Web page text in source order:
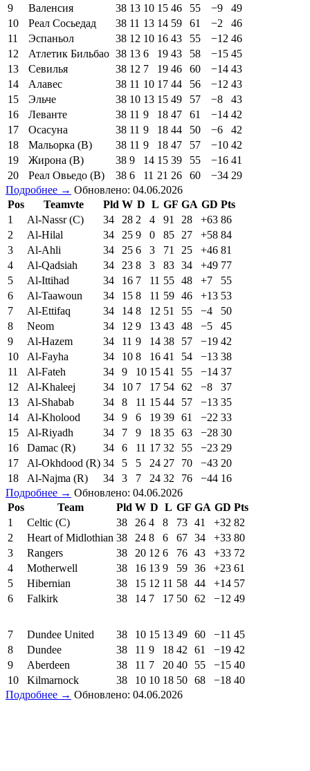
9
Валенсия 38 13 10 15 46 55 −9
49
10
Реал Сосьедад 38 11 13 14 59 61 −2
46
11
Эспаньол 38 12 10 16 43 55 −12 46
12
Атлетик Бильбао 38 13 6 19 43 58 −15 45
13
Севилья 38 12 7 19 46 60 −14 43
14
Алавес 38 11 10 17 44 56 −12 43
15
Эльче 38 10 13 15 49 57 −8
43
16
Леванте 38 11 9 18 47 61 −14 42
17
Осасуна 38 11 9 18 44 50 −6
42
18
Мальорка (В) 38 11 9 18 47 57 −10 42
19
Жирона (В) 38 9 14 15 39 55 −16 41
20
Реал Овьедо (В) 38 6 11 21 26 60 −34 29
Подробнее → Обновлено: 04.06.2026
Pos
Teamvte Pld W D L GF GA GD Pts
1
Al-Nassr (C) 34 28 2 4 91 28 +63 86
2
Al-Hilal 34 25 9 0 85 27 +58 84
3
Al-Ahli 34 25 6 3 71 25 +46 81
4
Al-Qadsiah 34 23 8 3 83 34 +49 77
5
Al-Ittihad 34 16 7 11 55 48 +7
55
6
Al-Taawoun 34 15 8 11 59 46 +13 53
7
Al-Ettifaq 34 14 8 12 51 55 −4
50
8
Neom 34 12 9 13 43 48 −5
45
9
Al-Hazem 34 11 9 14 38 57 −19 42
10
Al-Fayha 34 10 8 16 41 54 −13 38
11
Al-Fateh 34 9 10 15 41 55 −14 37
12
Al-Khaleej 34 10 7 17 54 62 −8
37
13
Al-Shabab 34 8 11 15 44 57 −13 35
14
Al-Kholood 34 9 6 19 39 61 −22 33
15
Al-Riyadh 34 7 9 18 35 63 −28 30
16
Damac (R) 34 6 11 17 32 55 −23 29
17
Al-Okhdood (R) 34 5 5 24 27 70 −43 20
18
Al-Najma (R) 34 3 7 24 32 76 −44 16
Подробнее → Обновлено: 04.06.2026
Pos
Team Pld W D L GF GA GD Pts
1
Celtic (C) 38 26 4 8 73 41 +32 82
2
Heart of Midlothian 38 24 8 6 67 34 +33 80
3
Rangers 38 20 12 6 76 43 +33 72
4
Motherwell 38 16 13 9 59 36 +23 61
5
Hibernian 38 15 12 11 58 44 +14 57
6
Falkirk 38 14 7 17 50 62 −12 49
7 Dundee United 38 10 15 13 49 60 −11 45
8
Dundee 38 11 9 18 42 61 −19 42
9
Aberdeen 38 11 7 20 40 55 −15 40
10
Kilmarnock 38 10 10 18 50 68 −18 40
Подробнее → Обновлено: 04.06.2026